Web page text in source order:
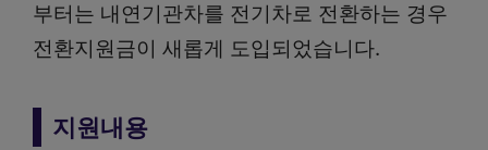
부터는 내연기관차를 전기차로 전환하는 경우
전환지원금이 새롭게 도입되었습니다.
지원내용